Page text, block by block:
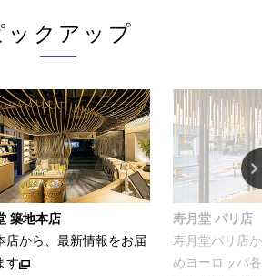
ックアップ
築地本店
店から、最新情報をお届
す
寿月堂 パリ店
寿月堂パリ店
めヨーロッパ